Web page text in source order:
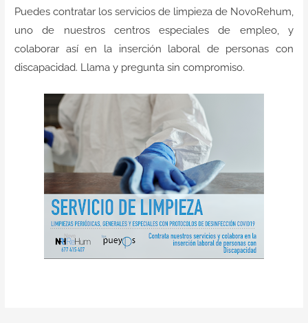
Puedes contratar los servicios de limpieza de NovoRehum,
uno de nuestros centros especiales de empleo, y
colaborar así en la inserción laboral de personas con
discapacidad. Llama y pregunta sin compromiso.